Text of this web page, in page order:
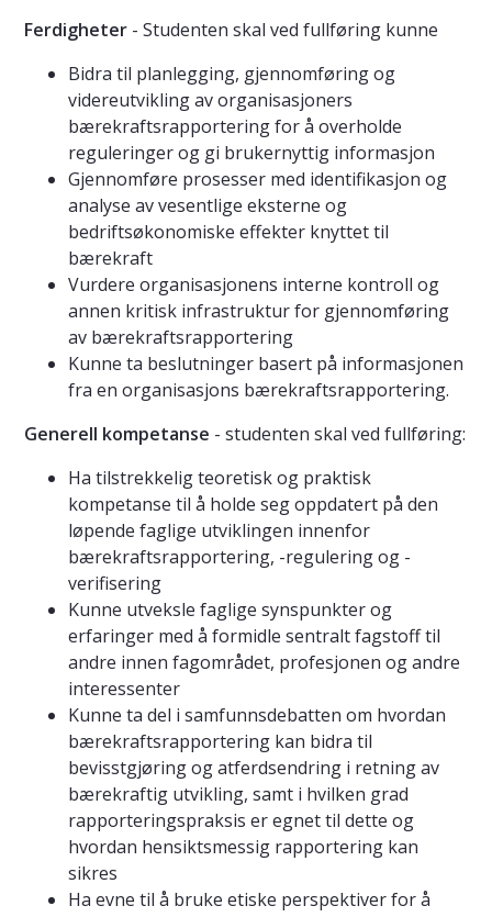
Ferdigheter - Studenten skal ved fullføring kunne
Bidra til planlegging, gjennomføring og
videreutvikling av organisasjoners
bærekraftsrapportering for å overholde
reguleringer og gi brukernyttig informasjon
Gjennomføre prosesser med identifikasjon og
analyse av vesentlige eksterne og
bedriftsøkonomiske effekter knyttet til
bærekraft
Vurdere organisasjonens interne kontroll og
annen kritisk infrastruktur for gjennomføring
av bærekraftsrapportering
Kunne ta beslutninger basert på informasjonen
fra en organisasjons bærekraftsrapportering.
Generell kompetanse - studenten skal ved fullføring:
Ha tilstrekkelig teoretisk og praktisk
kompetanse til å holde seg oppdatert på den
løpende faglige utviklingen innenfor
bærekraftsrapportering, -regulering og -
verifisering
Kunne utveksle faglige synspunkter og
erfaringer med å formidle sentralt fagstoff til
andre innen fagområdet, profesjonen og andre
interessenter
Kunne ta del i samfunnsdebatten om hvordan
bærekraftsrapportering kan bidra til
bevisstgjøring og atferdsendring i retning av
bærekraftig utvikling, samt i hvilken grad
rapporteringspraksis er egnet til dette og
hvordan hensiktsmessig rapportering kan
sikres
Ha evne til å bruke etiske perspektiver for å